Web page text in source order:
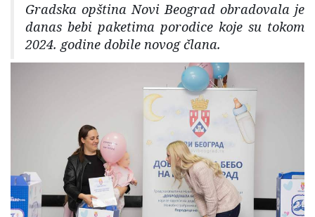
Gradska opština Novi Beograd obradovala je
danas bebi paketima porodice koje su tokom
2024. godine dobile novog člana.